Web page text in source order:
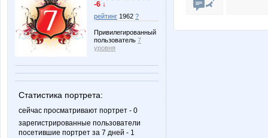
-6 ↓
рейтинг 1962 ?
Привилегированный
пользователь 7
уровня
Статистика портрета:
сейчас просматривают портрет - 0
зарегистрированные пользователи
посетившие портрет за 7 дней - 1